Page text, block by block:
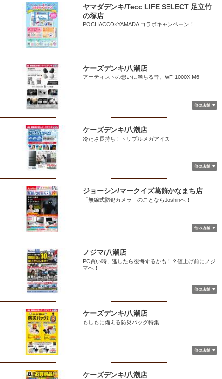
ヤマダデンキ/Tecc LIFE SELECT 足立竹
の塚店
POCHACCO×YAMADA コラボキャンペーン！
ケーズデンキ/八潮店
アーティストの想いに満ちる音。WF-1000X M6
ケーズデンキ/八潮店
冷たさ長持ち！トリプルメガアイス
ジョーシン/マークイズ葛飾かなまち店
「無線式防犯カメラ」のことならJoshinへ！
ノジマ/八潮店
PC買い時、逃したら後悔するかも！？値上げ前にノジ
マへ！
ケーズデンキ/八潮店
もしもに備える防災バッグ特集
ケーズデンキ/八潮店